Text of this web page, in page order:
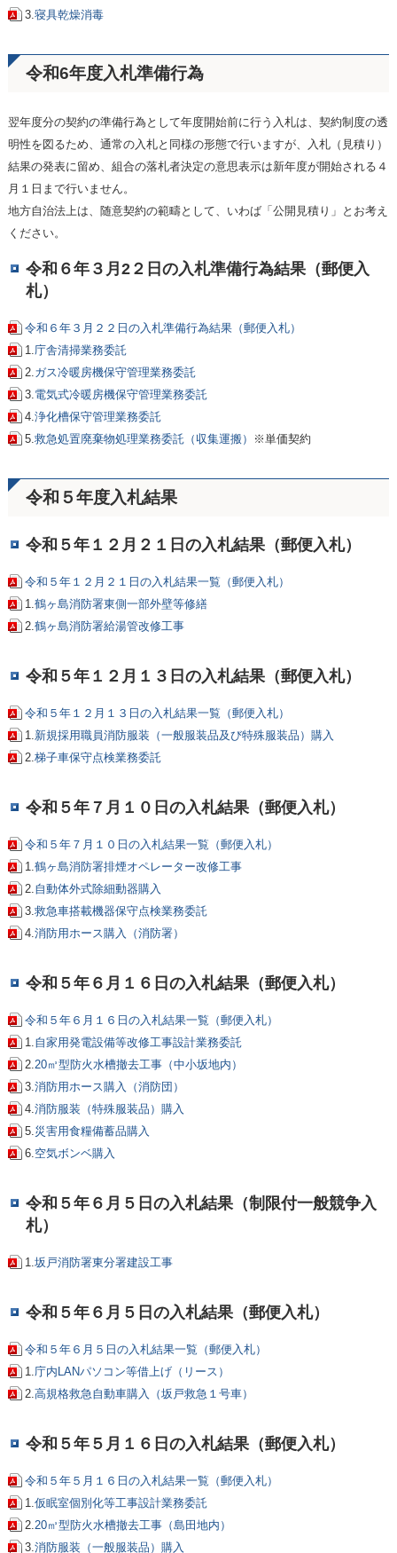
3.寝具乾燥消毒
令和6年度入札準備行為
翌年度分の契約の準備行為として年度開始前に行う入札は、契約制度の透
明性を図るため、通常の入札と同様の形態で行いますが、入札（見積り）
結果の発表に留め、組合の落札者決定の意思表示は新年度が開始される４
月１日まで行いません。
地方自治法上は、随意契約の範疇として、いわば「公開見積り」とお考え
ください。
令和６年３月2２日の入札準備行為結果（郵便入
札）
令和６年３月２２日の入札準備行為結果（郵便入札）
1. 庁舎清掃業務委託
2. ガス冷暖房機保守管理業務委託
3. 電気式冷暖房機保守管理業務委託
4.浄化槽保守管理業務委託
5.救急処置廃棄物処理業務委託（収集運搬） ※単価契約
令和５年度入札結果
令和５年１２月２１日の入札結果（郵便入札）
令和５年１２月２１日の入札結果一覧（郵便入札）
1.鶴ヶ島消防署東側一部外壁等修繕
2.鶴ヶ島消防署給湯管改修工事
令和５年１２月１３日の入札結果（郵便入札）
令和５年１２月１３日の入札結果一覧（郵便入札）
1.新規採用職員消防服装（一般服装品及び特殊服装品）購入
2.梯子車保守点検業務委託
令和５年７月１０日の入札結果（郵便入札）
令和５年７月１０日の入札結果一覧（郵便入札）
1.鶴ヶ島消防署排煙オペレーター改修工事
2.自動体外式除細動器購入
3.救急車搭載機器保守点検業務委託
4.消防用ホース購入（消防署）
令和５年６月１６日の入札結果（郵便入札）
令和５年６月１６日の入札結果一覧（郵便入札）
1.自家用発電設備等改修工事設計業務委託
2.20㎥型防火水槽撤去工事（中小坂地内）
3.消防用ホース購入（消防団）
4.消防服装（特殊服装品）購入
5.災害用食糧備蓄品購入
6.空気ボンベ購入
令和５年６月５日の入札結果（制限付一般競争入
札）
1.坂戸消防署東分署建設工事
令和５年６月５日の入札結果（郵便入札）
令和５年６月５日の入札結果一覧（郵便入札）
1.庁内LANパソコン等借上げ（リース）
2.高規格救急自動車購入（坂戸救急１号車）
令和５年５月１６日の入札結果（郵便入札）
令和５年５月１６日の入札結果一覧（郵便入札）
1.仮眠室個別化等工事設計業務委託
2.20㎥型防火水槽撤去工事（島田地内）
3.消防服装（一般服装品）購入